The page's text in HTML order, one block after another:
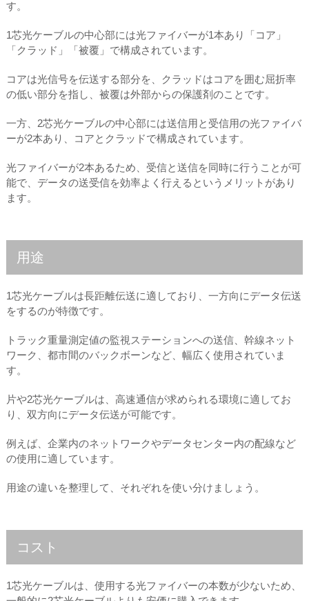
す。
1芯光ケーブルの中心部には光ファイバーが1本あり「コア」
「クラッド」「被覆」で構成されています。
コアは光信号を伝送する部分を、クラッドはコアを囲む屈折率
の低い部分を指し、被覆は外部からの保護剤のことです。
一方、2芯光ケーブルの中心部には送信用と受信用の光ファイバ
ーが2本あり、コアとクラッドで構成されています。
光ファイバーが2本あるため、受信と送信を同時に行うことが可
能で、データの送受信を効率よく行えるというメリットがあり
ます。
用途
1芯光ケーブルは長距離伝送に適しており、一方向にデータ伝送
をするのが特徴です。
トラック重量測定値の監視ステーションへの送信、幹線ネット
ワーク、都市間のバックボーンなど、幅広く使用されていま
す。
片や2芯光ケーブルは、高速通信が求められる環境に適してお
り、双方向にデータ伝送が可能です。
例えば、企業内のネットワークやデータセンター内の配線など
の使用に適しています。
用途の違いを整理して、それぞれを使い分けましょう。
コスト
1芯光ケーブルは、使用する光ファイバーの本数が少ないため、